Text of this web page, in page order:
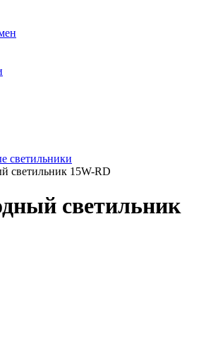
светильники
светильник 15W-RD
светильник